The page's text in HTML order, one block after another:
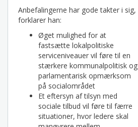
Anbefalingerne har gode takter i sig,
forklarer han:
Øget mulighed for at
fastsætte lokalpolitiske
serviceniveauer vil føre til en
stærkere kommunalpolitisk og
parlamentarisk opmærksom
på socialområdet
Et eftersyn af tilsyn med
sociale tilbud vil føre til færre
situationer, hvor ledere skal